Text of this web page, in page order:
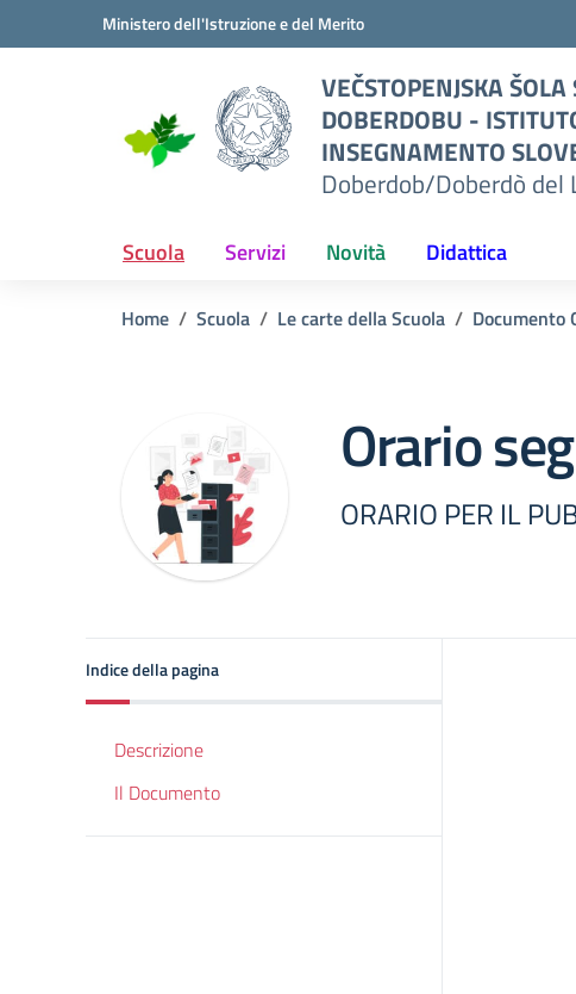
Vai ai contenuti
Vai al menu di navigazioneMinistero dell'Istruzione e del Merito
VEČSTOPENJSKA
DOBERDOBU -
INSEGNAMENTO
Doberdob/Doberdò del
Scuola Servizi Novità Didattica
Home Scuola Le carte della Scuola Documento
Orario
ORARIO PER IL
Indice della pagina
Descrizione
Il Documento